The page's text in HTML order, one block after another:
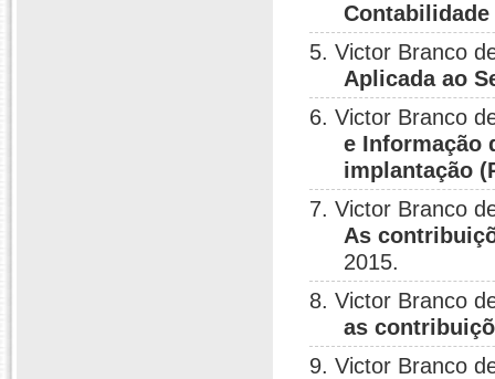
5. Victor Branco
Aplicada ao
6. Victor Branco
e Informação
implantação
7. Victor Branco
As
2015.
8. Victor Branco
as
9. Victor Branco